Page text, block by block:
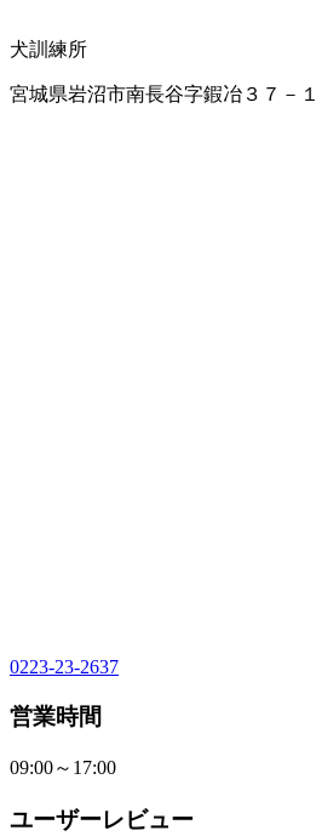
犬訓練所
宮城県岩沼市南長谷字鍜冶３７－１
0223-23-2637
営業時間
09:00～17:00
ユーザーレビュー